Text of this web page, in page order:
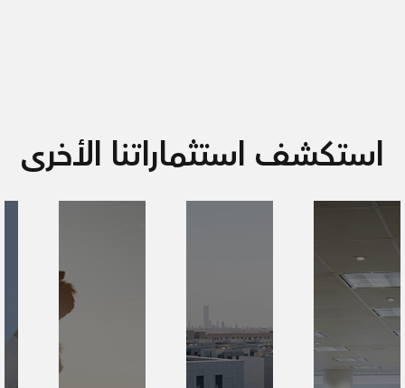
استكشف استثماراتنا الأخرى